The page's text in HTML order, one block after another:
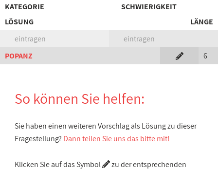
KATEGORIE
SCHWIERIGKEIT
LÖSUNG
LÄNGE
eintragen
eintragen
POPANZ
6
So können Sie helfen:
Sie haben einen weiteren Vorschlag als Lösung zu dieser
Fragestellung? Dann teilen Sie uns das bitte mit!
Klicken Sie auf das Symbol
zu der entsprechenden